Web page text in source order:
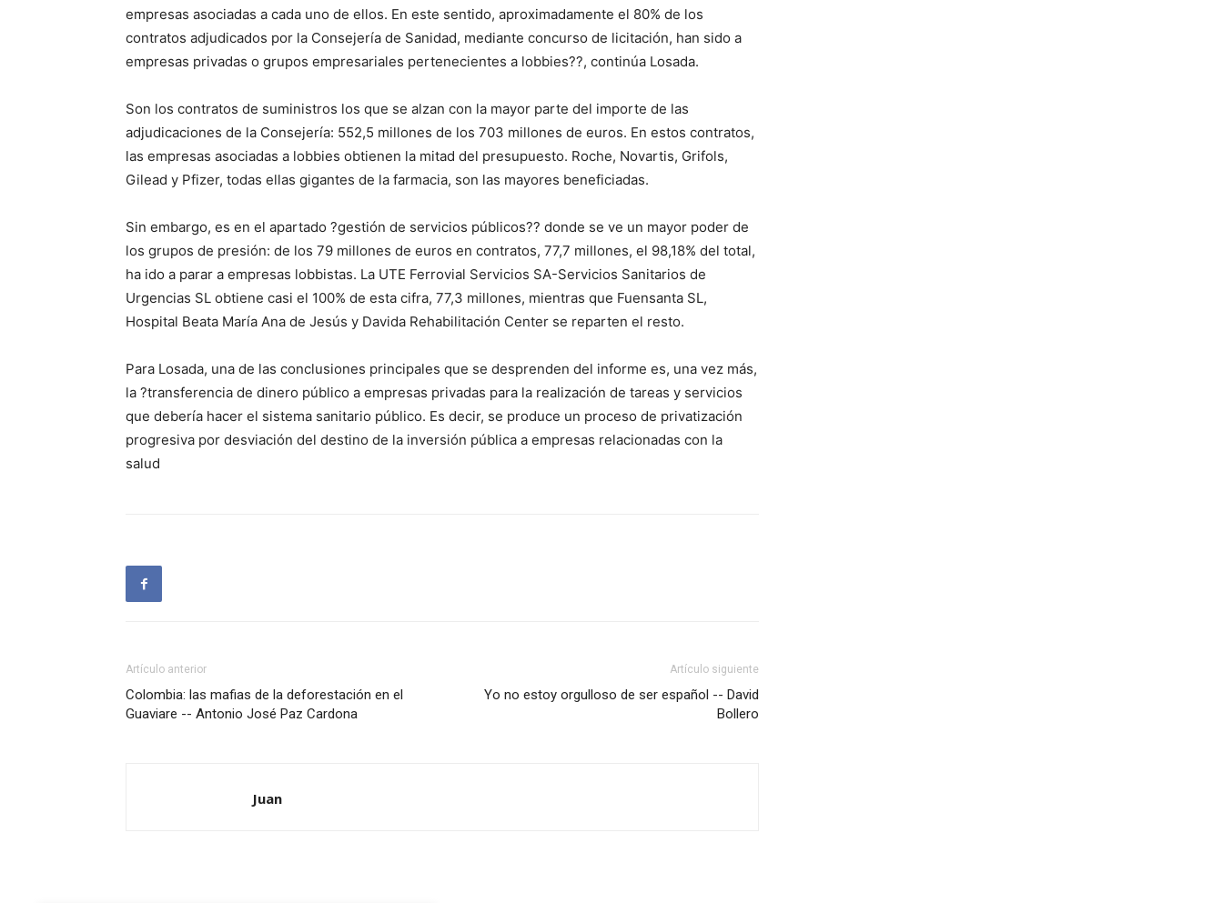
empresas asociadas a cada uno de ellos. En este sentido, aproximadamente el 80% de los
contratos adjudicados por la Consejería de Sanidad, mediante concurso de licitación, han sido a
empresas privadas o grupos empresariales pertenecientes a lobbies??, continúa Losada.
Son los contratos de suministros los que se alzan con la mayor parte del importe de las
adjudicaciones de la Consejería: 552,5 millones de los 703 millones de euros. En estos contratos,
las empresas asociadas a lobbies obtienen la mitad del presupuesto. Roche, Novartis, Grifols,
Gilead y Pfizer, todas ellas gigantes de la farmacia, son las mayores beneficiadas.
Sin embargo, es en el apartado ?gestión de servicios públicos?? donde se ve un mayor poder de
los grupos de presión: de los 79 millones de euros en contratos, 77,7 millones, el 98,18% del total,
ha ido a parar a empresas lobbistas. La UTE Ferrovial Servicios SA-Servicios Sanitarios de
Urgencias SL obtiene casi el 100% de esta cifra, 77,3 millones, mientras que Fuensanta SL,
Hospital Beata María Ana de Jesús y Davida Rehabilitación Center se reparten el resto.
Para Losada, una de las conclusiones principales que se desprenden del informe es, una vez más,
la ?transferencia de dinero público a empresas privadas para la realización de tareas y servicios
que debería hacer el sistema sanitario público. Es decir, se produce un proceso de privatización
progresiva por desviación del destino de la inversión pública a empresas relacionadas con la
salud
Artículo anterior
Colombia: las mafias de la deforestación en el
Guaviare -- Antonio José Paz Cardona
Artículo siguiente
Yo no estoy orgulloso de ser español -- David
Bollero
Juan